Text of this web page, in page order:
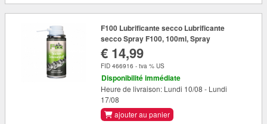
F100 Lubrificante secco Lubrificante
secco Spray F100, 100ml, Spray
€ 14,99
FID 466916 - tva % US
Disponibilité immédiate
Heure de livraison: Lundi 10/08 - Lundi
17/08
ajouter au panier